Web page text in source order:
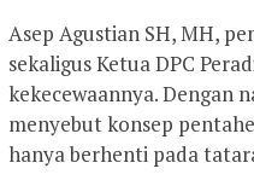
Asep Agustian SH, MH,
sekaligus Ketua DPC
kekecewaannya. Dengan
menyebut konsep
hanya berhenti pada